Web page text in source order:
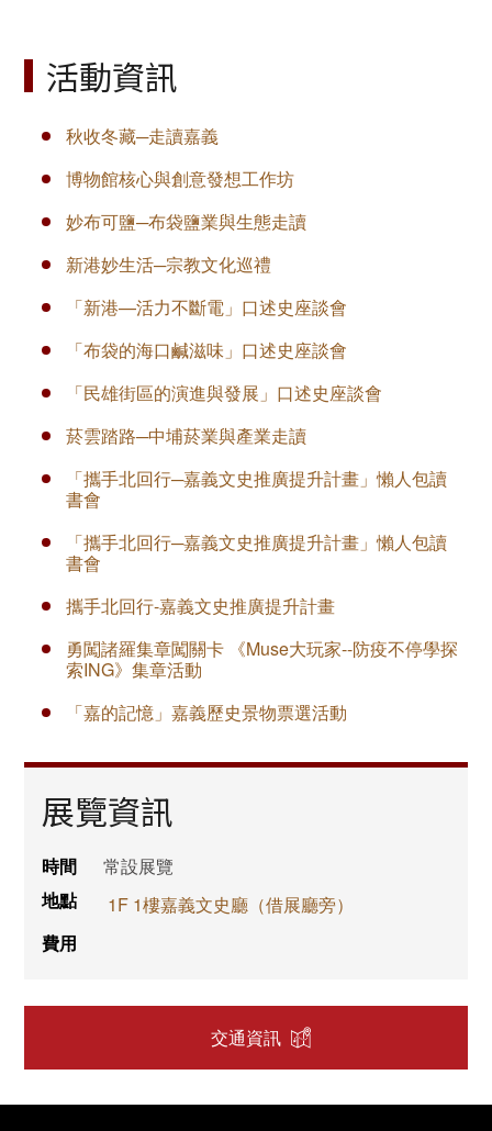
活動資訊
秋收冬藏─走讀嘉義
博物館核心與創意發想工作坊
妙布可鹽─布袋鹽業與生態走讀
新港妙生活─宗教文化巡禮
「新港—活力不斷電」口述史座談會
​「布袋的海口鹹滋味」口述史座談會
「民雄街區的演進與發展」口述史座談會
菸雲踏路─中埔菸業與產業走讀
「攜手北回行─嘉義文史推廣提升計畫」懶人包讀
書會
「攜手北回行─嘉義文史推廣提升計畫」懶人包讀
書會
​攜手北回行-嘉義文史推廣提升計畫
勇闖諸羅集章闖關卡 《Muse大玩家--防疫不停學探
索ING》集章活動
「嘉的記憶」嘉義歷史景物票選活動
展覽資訊
時間
常設展覽
地點
1F 1樓嘉義文史廳（借展廳旁）
費用
交通資訊